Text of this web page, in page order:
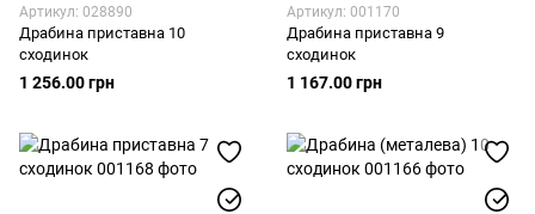
Артикул: 028890
Драбина приставна 10
сходинок
1 256.00 грн
Артикул: 001170
Драбина приставна 9
сходинок
1 167.00 грн